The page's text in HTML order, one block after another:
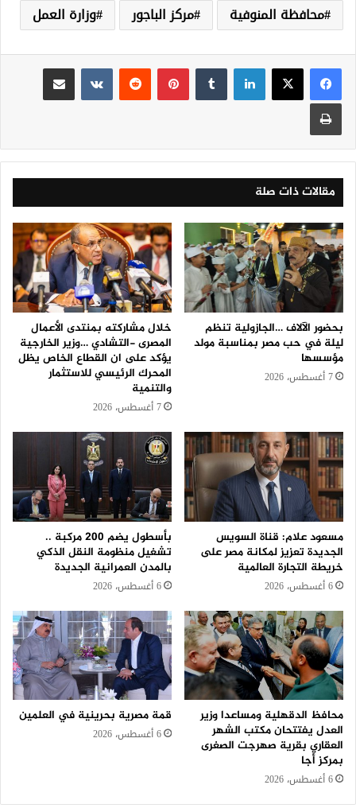
محافظة المنوفية مركز الباجور وزارة العمل
لينكدإن بينتيريست
مقالات ذات صلة
بحضور الآلاف …الجازولية تنظم
ليلة في حب مصر بمناسبة مولد
مؤسسها
7 أغسطس، 2026
خلال مشاركته بمنتدى الأعمال
المصرى -التشادي …وزير الخارجية
يؤكد على ان القطاع الخاص يظل
المحرك الرئيسي للاستثمار
والتنمية
7 أغسطس، 2026
مسعود علام: قناة السويس
الجديدة تعزيز لمكانة مصر على
خريطة التجارة العالمية
6 أغسطس، 2026
بأسطول يضم 200 مركبة ..
تشغيل منظومة النقل الذكي
بالمدن العمرانية الجديدة
6 أغسطس، 2026
محافظ الدقهلية ومساعدا وزير
العدل يفتتحان مكتب الشهر
العقاري بقرية صهرجت الصغرى
بمركز أجا
6 أغسطس، 2026
قمة مصرية بحرينية في العلمين
6 أغسطس، 2026